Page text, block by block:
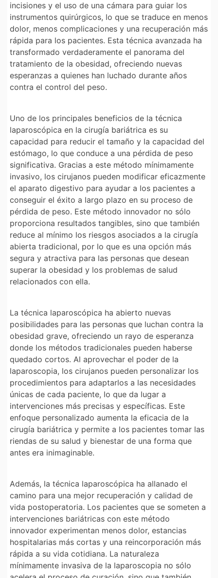
incisiones y el uso de una cámara para guiar los
instrumentos quirúrgicos, lo que se traduce en menos
dolor, menos complicaciones y una recuperación más
rápida para los pacientes. Esta técnica avanzada ha
transformado verdaderamente el panorama del
tratamiento de la obesidad, ofreciendo nuevas
esperanzas a quienes han luchado durante años
contra el control del peso.
Uno de los principales beneficios de la técnica
laparoscópica en la cirugía bariátrica es su
capacidad para reducir el tamaño y la capacidad del
estómago, lo que conduce a una pérdida de peso
significativa. Gracias a este método mínimamente
invasivo, los cirujanos pueden modificar eficazmente
el aparato digestivo para ayudar a los pacientes a
conseguir el éxito a largo plazo en su proceso de
pérdida de peso. Este método innovador no sólo
proporciona resultados tangibles, sino que también
reduce al mínimo los riesgos asociados a la cirugía
abierta tradicional, por lo que es una opción más
segura y atractiva para las personas que desean
superar la obesidad y los problemas de salud
relacionados con ella.
La técnica laparoscópica ha abierto nuevas
posibilidades para las personas que luchan contra la
obesidad grave, ofreciendo un rayo de esperanza
donde los métodos tradicionales pueden haberse
quedado cortos. Al aprovechar el poder de la
laparoscopia, los cirujanos pueden personalizar los
procedimientos para adaptarlos a las necesidades
únicas de cada paciente, lo que da lugar a
intervenciones más precisas y específicas. Este
enfoque personalizado aumenta la eficacia de la
cirugía bariátrica y permite a los pacientes tomar las
riendas de su salud y bienestar de una forma que
antes era inimaginable.
Además, la técnica laparoscópica ha allanado el
camino para una mejor recuperación y calidad de
vida postoperatoria. Los pacientes que se someten a
intervenciones bariátricas con este método
innovador experimentan menos dolor, estancias
hospitalarias más cortas y una reincorporación más
rápida a su vida cotidiana. La naturaleza
mínimamente invasiva de la laparoscopia no sólo